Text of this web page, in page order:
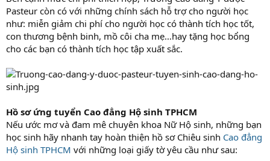
Pasteur còn có với những chính sách hỗ trợ cho người học
như: miễn giảm chi phí cho người học có thành tích học tốt,
con thương bệnh binh, mồ côi cha mẹ…hay tặng học bổng
cho các bạn có thành tích học tập xuất sắc.
Hồ sơ ứng tuyển Cao đẳng Hộ sinh TPHCM
Nếu ước mơ và đam mê chuyên khoa Nữ Hộ sinh, những bạn
học sinh hãy nhanh tay hoàn thiện hồ sơ Chiêu sinh Cao đẳng
Hộ sinh TPHCM với những loại giấy tờ yêu cầu như sau: